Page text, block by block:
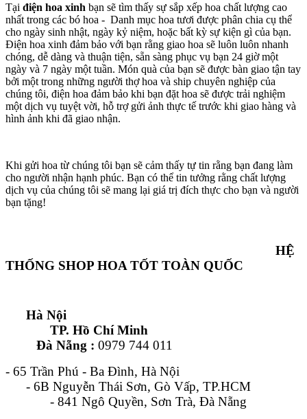
Tại điện hoa xinh bạn sẽ tìm thấy sự sắp xếp hoa chất lượng cao
nhất trong các bó hoa - Danh mục hoa tươi được phân chia cụ thể
cho ngày sinh nhật, ngày kỷ niệm, hoặc bất kỳ sự kiện gì của bạn.
Điện hoa xinh đảm bảo với bạn rằng giao hoa sẽ luôn luôn nhanh
chóng, dễ dàng và thuận tiện, sẵn sàng phục vụ bạn 24 giờ một
ngày và 7 ngày một tuần. Món quà của bạn sẽ được bàn giao tận tay
bởi một trong những người thợ hoa và ship chuyên nghiệp của
chúng tôi, điện hoa đảm bảo khi bạn đặt hoa sẽ được trải nghiệm
một dịch vụ tuyệt vời, hỗ trợ gửi ảnh thực tế trước khi giao hàng và
hình ảnh khi đã giao nhận.
Khi gửi hoa từ chúng tôi bạn sẽ cảm thấy tự tin rằng bạn đang làm
cho người nhận hạnh phúc. Bạn có thể tin tưởng rằng chất lượng
dịch vụ của chúng tôi sẽ mang lại giá trị đích thực cho bạn và người
bạn tặng!
HỆ
THỐNG SHOP HOA TỐT TOÀN QUỐC
Hà Nội
TP. Hồ Chí Minh
Đà Nẵng : 0979 744 011
- 65 Trần Phú - Ba Đình, Hà Nội
- 6B Nguyễn Thái Sơn, Gò Vấp, TP.HCM
- 841 Ngô Quyền, Sơn Trà, Đà Nẵng